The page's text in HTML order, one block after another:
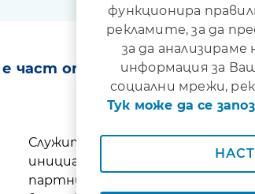
част от кампанията
подготовката
Служители на Алианц България
инициатива в района на хижа
партньорство с Природен
функционира
рекламите, за да
за да
информация за
социални мрежи,
Тук може да се